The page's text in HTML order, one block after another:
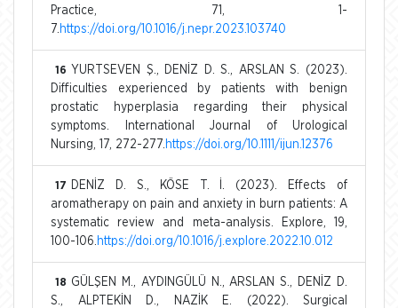
Practice, 71, 1-
7. https://doi.org/10.1016/j.nepr.2023.103740
16 YURTSEVEN Ş., DENİZ D. S., ARSLAN S. (2023).
Difficulties experienced by patients with benign
prostatic hyperplasia regarding their physical
symptoms. International Journal of Urological
Nursing, 17, 272-277. https://doi.org/10.1111/ijun.12376
17
DENİZ D. S., KÖSE T. İ. (2023). Effects of
aromatherapy on pain and anxiety in burn patients: A
systematic review and meta-analysis. Explore, 19,
100-106. https://doi.org/10.1016/j.explore.2022.10.012
18 GÜLŞEN M., AYDINGÜLÜ N., ARSLAN S., DENİZ D.
S., ALPTEKİN D., NAZİK E. (2022). Surgical